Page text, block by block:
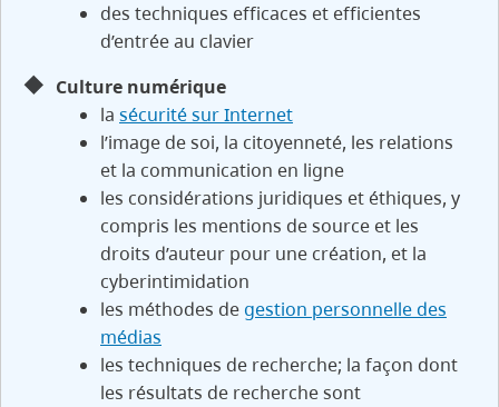
des techniques efficaces et efficientes
d’entrée au clavier
Culture numérique
la sécurité sur Internet
l’image de soi, la citoyenneté, les relations
et la communication en ligne
les considérations juridiques et éthiques, y
compris les mentions de source et les
droits d’auteur pour une création, et la
cyberintimidation
les méthodes de gestion personnelle des
médias
les techniques de recherche; la façon dont
les résultats de recherche sont